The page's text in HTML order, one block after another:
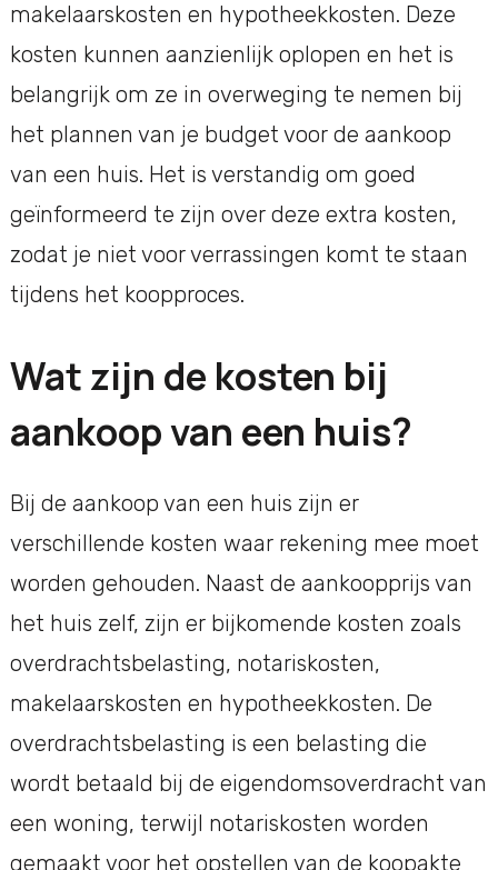
makelaarskosten en hypotheekkosten. Deze
kosten kunnen aanzienlijk oplopen en het is
belangrijk om ze in overweging te nemen bij
het plannen van je budget voor de aankoop
van een huis. Het is verstandig om goed
geïnformeerd te zijn over deze extra kosten,
zodat je niet voor verrassingen komt te staan
tijdens het koopproces.
Wat zijn de kosten bij
aankoop van een huis?
Bij de aankoop van een huis zijn er
verschillende kosten waar rekening mee moet
worden gehouden. Naast de aankoopprijs van
het huis zelf, zijn er bijkomende kosten zoals
overdrachtsbelasting, notariskosten,
makelaarskosten en hypotheekkosten. De
overdrachtsbelasting is een belasting die
wordt betaald bij de eigendomsoverdracht van
een woning, terwijl notariskosten worden
gemaakt voor het opstellen van de koopakte